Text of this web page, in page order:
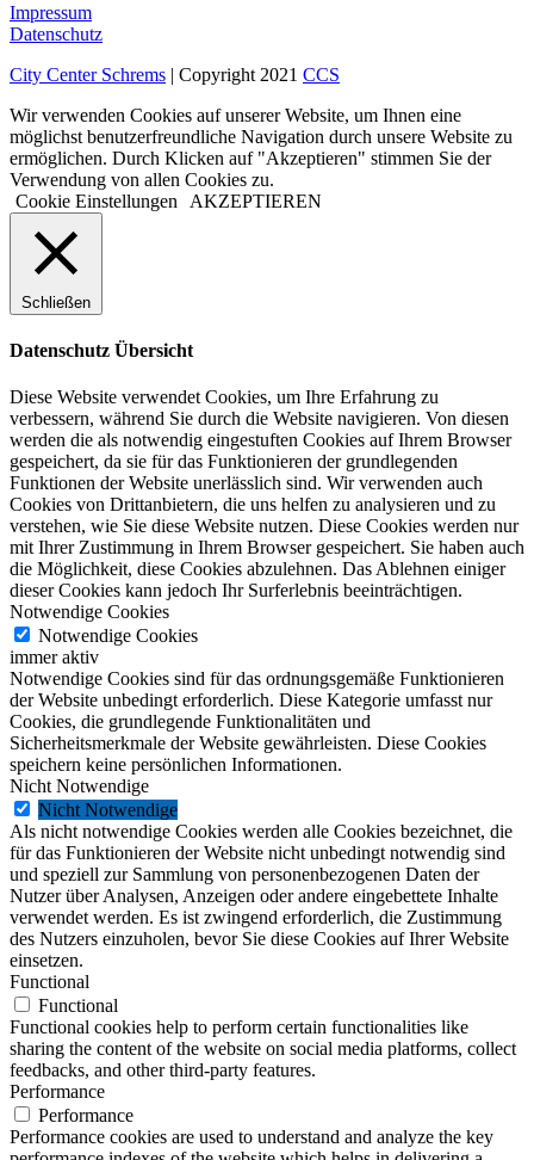
Impressum
Datenschutz
City Center Schrems | Copyright 2021 CCS
Wir verwenden Cookies auf unserer Website, um Ihnen eine
möglichst benutzerfreundliche Navigation durch unsere Website zu
ermöglichen. Durch Klicken auf "Akzeptieren" stimmen Sie der
Verwendung von allen Cookies zu.
Cookie Einstellungen
AKZEPTIEREN
Schließen
Datenschutz Übersicht
Diese Website verwendet Cookies, um Ihre Erfahrung zu
verbessern, während Sie durch die Website navigieren. Von diesen
werden die als notwendig eingestuften Cookies auf Ihrem Browser
gespeichert, da sie für das Funktionieren der grundlegenden
Funktionen der Website unerlässlich sind. Wir verwenden auch
Cookies von Drittanbietern, die uns helfen zu analysieren und zu
verstehen, wie Sie diese Website nutzen. Diese Cookies werden nur
mit Ihrer Zustimmung in Ihrem Browser gespeichert. Sie haben auch
die Möglichkeit, diese Cookies abzulehnen. Das Ablehnen einiger
dieser Cookies kann jedoch Ihr Surferlebnis beeinträchtigen.
Notwendige Cookies
Notwendige Cookies
immer aktiv
Notwendige Cookies sind für das ordnungsgemäße Funktionieren
der Website unbedingt erforderlich. Diese Kategorie umfasst nur
Cookies, die grundlegende Funktionalitäten und
Sicherheitsmerkmale der Website gewährleisten. Diese Cookies
speichern keine persönlichen Informationen.
Nicht Notwendige
Nicht Notwendige
Als nicht notwendige Cookies werden alle Cookies bezeichnet, die
für das Funktionieren der Website nicht unbedingt notwendig sind
und speziell zur Sammlung von personenbezogenen Daten der
Nutzer über Analysen, Anzeigen oder andere eingebettete Inhalte
verwendet werden. Es ist zwingend erforderlich, die Zustimmung
des Nutzers einzuholen, bevor Sie diese Cookies auf Ihrer Website
einsetzen.
Functional
Functional
Functional cookies help to perform certain functionalities like
sharing the content of the website on social media platforms, collect
feedbacks, and other third-party features.
Performance
Performance
Performance cookies are used to understand and analyze the key